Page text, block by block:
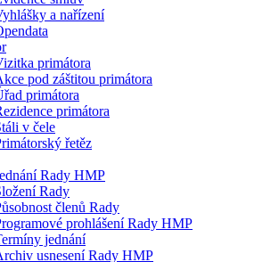
a nařízení
primátora
pod záštitou primátora
primátora
primátora
v čele
řetěz
Rady HMP
Rady
členů Rady
prohlášení Rady HMP
jednání
usnesení Rady HMP